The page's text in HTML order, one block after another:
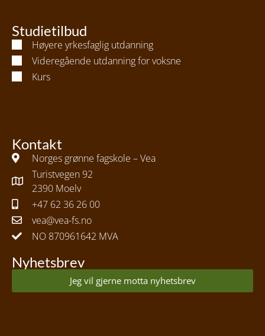
Studietilbud
Høyere yrkesfaglig utdanning
Videregående utdanning for voksne
Kurs
Kontakt
Norges grønne fagskole – Vea
Turistvegen 92
2390 Moelv
+47 62 36 26 00
vea@vea-fs.no
NO 870961642 MVA
Nyhetsbrev
Jeg vil gjerne motta nyhetsbrev